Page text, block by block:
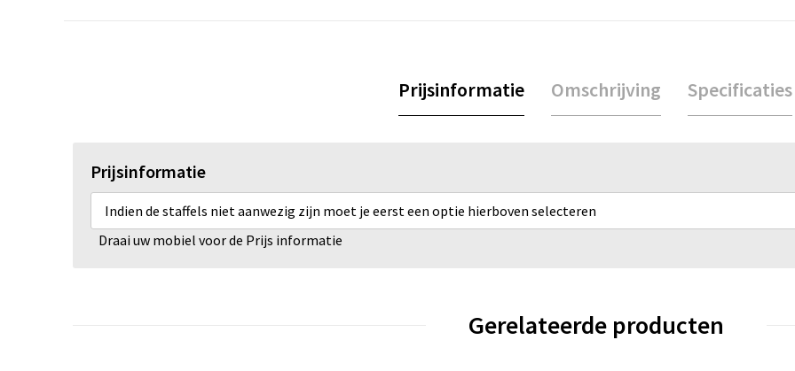
Prijsinformatie Omschrijving Specificaties
Prijsinformatie
Indien de staffels niet aanwezig zijn moet je eerst een optie hierboven selecteren
Draai uw mobiel voor de Prijs informatie
Gerelateerde producten